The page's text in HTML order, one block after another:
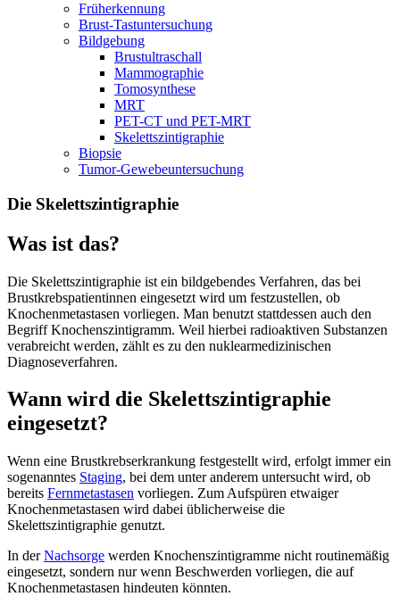
Früherkennung
Brust-Tastuntersuchung
Bildgebung
Brustultraschall
Mammographie
Tomosynthese
MRT
PET-CT und PET-MRT
Skelettszintigraphie
Biopsie
Tumor-Gewebeuntersuchung
Die Skelettszintigraphie
Was ist das?
Die Skelettszintigraphie ist ein bildgebendes Verfahren, das bei
Brustkrebspatientinnen eingesetzt wird um festzustellen, ob
Knochenmetastasen vorliegen. Man benutzt stattdessen auch den
Begriff Knochenszintigramm. Weil hierbei radioaktiven Substanzen
verabreicht werden, zählt es zu den nuklearmedizinischen
Diagnoseverfahren.
Wann wird die Skelettszintigraphie
eingesetzt?
Wenn eine Brustkrebserkrankung festgestellt wird, erfolgt immer ein
sogenanntes Staging, bei dem unter anderem untersucht wird, ob
bereits Fernmetastasen vorliegen. Zum Aufspüren etwaiger
Knochenmetastasen wird dabei üblicherweise die
Skelettszintigraphie genutzt.
In derNachsorge werden Knochenszintigramme nicht routinemäßig
eingesetzt, sondern nur wenn Beschwerden vorliegen, die auf
Knochenmetastasen hindeuten könnten.